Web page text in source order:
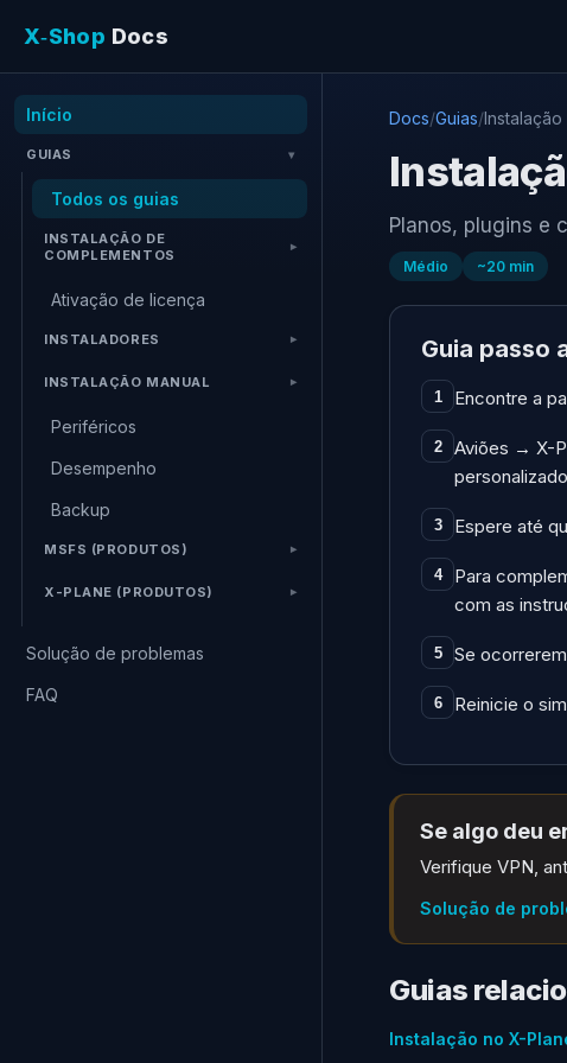
X‑Shop Docs
Início
GUIAS
Todos os guias
INSTALAÇÃO DE
COMPLEMENTOS
Ativação de licença
INSTALADORES
INSTALAÇÃO MANUAL
Periféricos
Desempenho
Backup
MSFS (PRODUTOS)
X-PLANE (PRODUTOS)
Solução de problemas
FAQ
Docs/Guias/Instalação
Planos, plugins e
Médio ~20 min
Guia passo
1 Encontre a
2
Aviões → X-
3 Espere até
4
Para
com as
5 Se
6 Reinicie o
Se algo deu
Verifique VPN,
Solução de
Guias
Instalação no X-